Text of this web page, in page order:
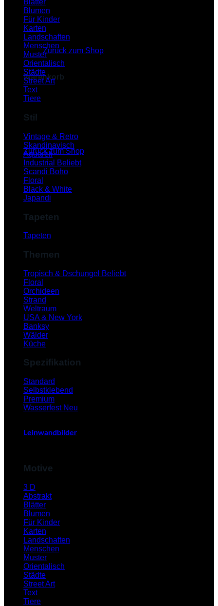
Es befinden sich keine Produkte im Warenkorb.
Zurück zum Shop
Warenkorb
Es befinden sich keine Produkte im Warenkorb.
Zurück zum Shop
Blätter
Blumen
Für Kinder
Karten
Landschaften
Menschen
Muster
Orientalisch
Städte
Street Art
Text
Tiere
Stil
Vintage & Retro
Skandinavisch
Aquarell
Industrial
Scandi Boho
Floral
Black & White
Japandi
Tapeten
Tapeten
Themen
Tropisch & Dschungel
Floral
Orchideen
Strand
Weltraum
USA & New York
Banksy
Wälder
Küche
Spezifikation
Standard
Selbstklebend
Premium
Wasserfest
Leinwandbilder
Motive
3 D
Abstrakt
Blätter
Blumen
Für Kinder
Karten
Landschaften
Menschen
Muster
Orientalisch
Städte
Street Art
Text
Tiere